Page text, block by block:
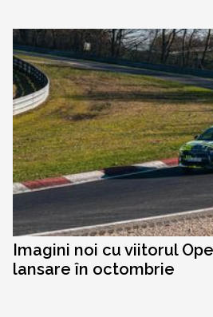
Imagini noi cu viitorul
lansare în octombrie